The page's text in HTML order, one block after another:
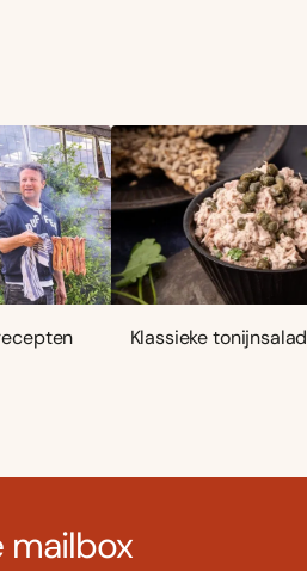
Klassieke
mailbox